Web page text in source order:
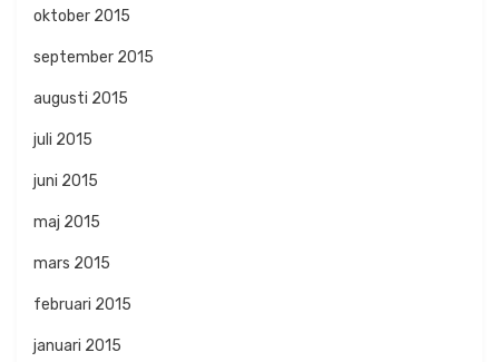
oktober 2015
september 2015
augusti 2015
juli 2015
juni 2015
maj 2015
mars 2015
februari 2015
januari 2015